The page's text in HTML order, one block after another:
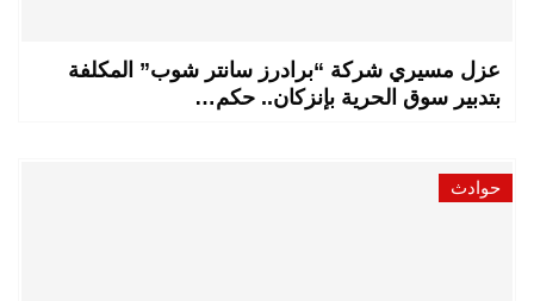
عزل مسيري شركة “برادرز سانتر شوب” المكلفة
بتدبير سوق الحرية بإنزكان.. حكم…
حوادث